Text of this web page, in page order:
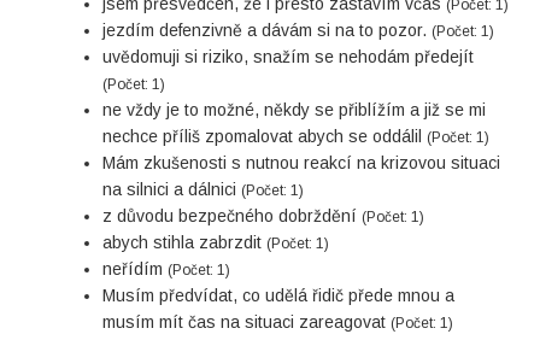
(Počet: 1)
jezdím defenzivně a dávám si na to pozor. (Počet: 1)
uvědomuji si riziko, snažím se nehodám předejít
(Počet: 1)
ne vždy je to možné, někdy se přiblížím a již se mi
nechce příliš zpomalovat abych se oddálil
(Počet: 1)
Mám zkušenosti s nutnou reakcí na krizovou situaci
na silnici a dálnici (Počet: 1)
z důvodu bezpečného dobrždění (Počet: 1)
abych stihla zabrzdit (Počet: 1)
neřídím (Počet: 1)
Musím předvídat, co udělá řidič přede mnou a
musím mít čas na situaci zareagovat (Počet: 1)